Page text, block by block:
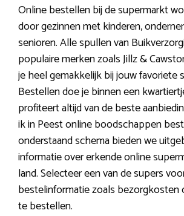
Online bestellen bij de supermarkt
door gezinnen met kinderen,
senioren. Alle spullen van
populaire merken zoals Jillz &
je heel gemakkelijk bij jouw favoriete
Bestellen doe je binnen een
profiteert altijd van de beste
ik in Peest online boodschappen
onderstaand schema bieden we
informatie over erkende online
land. Selecteer een van de supers
bestelinformatie zoals
te bestellen.